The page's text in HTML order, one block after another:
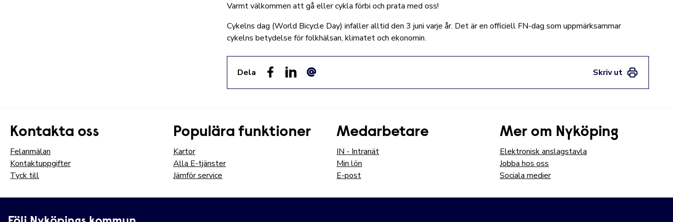
Varmt välkommen att gå eller cykla förbi och prata med oss!
Cykelns dag (World Bicycle Day) infaller alltid den 3 juni varje år. Det är en officiell FN-dag som uppmärksammar
cykelns betydelse för folkhälsan, klimatet och ekonomin.
Dela
Skriv ut
Kontakta oss
Felanmälan
Kontaktuppgifter
Tyck till
Populära funktioner
Kartor
Alla E-tjänster
Jämför service
Medarbetare
IN - Intranät
Min lön
E-post
Mer om Nyköping
Elektronisk anslagstavla
Jobba hos oss
Sociala medier